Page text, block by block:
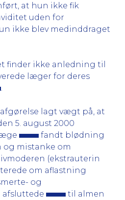
at hun ikke fik
uden for
ikke blev medinddraget
finder ikke anledning til
læger for deres
lagt vægt på, at
5. august 2000
fandt blødning
mistanke om
(ekstrauterin
om aflastning
og
afsluttede
til almen